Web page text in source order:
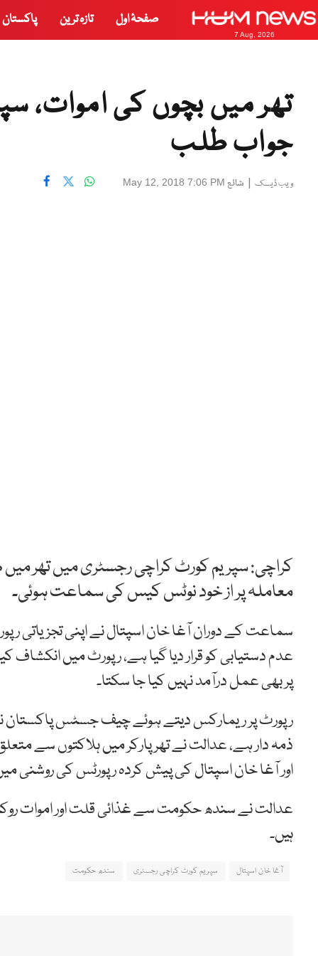
7 Aug, 2026
صفحۂ اول تازہ ترین پاکستان
تھر میں بچوں کی
جواب طلب
ویب ڈیسک | شائع May 12, 2018 7:06 PM
کراچی: سپریم کورٹ کراچی رجسٹری میں تھر
معاملہ پر از خود نوٹس کیس کی سماعت ہوئی۔
سماعت کے دوران آغا خان اسپتال نے اپنی
عدم دستیابی کو قرار دیا گیا ہے، رپورٹ میں انکشاف
پر بھی عمل درآمد نہیں کیا جا سکتا۔
رپورٹ پر ریمارکس دیتے ہوئے چیف جسٹس
ذمہ دار ہے، عدالت نے تھرپارکر میں ہلاکتوں سے
اور آغا خان اسپتال کی پیش کردہ رپورٹس کی
عدالت نے سندھ حکومت سے غذائی قلت اور اموات
ہیں۔
آغا خان اسپتال سپریم کورٹ کراچی رجسٹری سندھ حکومت